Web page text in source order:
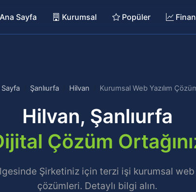
Ana Sayfa Kurumsal Popüler
Şanlıurfa Hilvan Kurumsal Web Yazılım
Hilvan, Şanlıurfa
Çözüm
Şirketiniz için terzi işi kurumsal web
çözümleri. Detaylı bilgi alın.